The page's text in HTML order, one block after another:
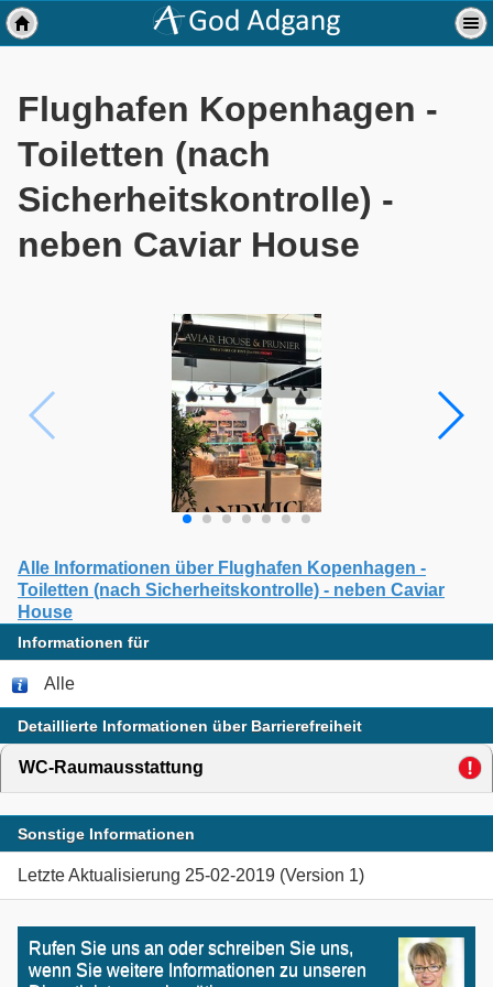
Flughafen Kopenhagen -
Toiletten (nach
Sicherheitskontrolle) -
neben Caviar House
Alle Informationen über Flughafen Kopenhagen -
Toiletten (nach Sicherheitskontrolle) - neben Caviar
House
Informationen für
Alle
Detaillierte Informationen über Barrierefreiheit
WC-Raumausstattung
Sonstige Informationen
Letzte Aktualisierung 25-02-2019 (Version 1)
Rufen Sie uns an oder schreiben Sie uns,
wenn Sie weitere Informationen zu unseren